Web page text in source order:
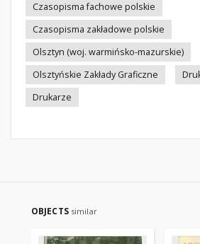
Czasopisma fachowe polskie
Czasopisma zakładowe polskie
Olsztyn (woj. warmińsko-mazurskie)
Olsztyńskie Zakłady Graficzne
Drukarze
OBJECTS similar